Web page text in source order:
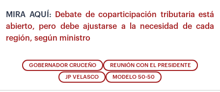
MIRA AQUÍ:
Debate de coparticipación tributaria está
abierto, pero debe ajustarse a la necesidad de cada
región, según ministro
GOBERNADOR CRUCEÑO REUNIÓN CON EL PRESIDENTE
JP VELASCO MODELO 50-50